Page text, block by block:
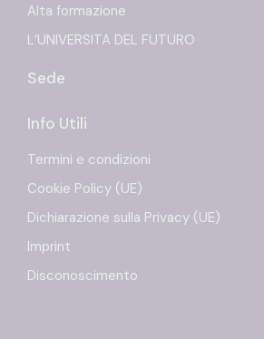
Alta formazione
L’UNIVERSITA DEL FUTURO
Sede
Info Utili
Termini e condizioni
Cookie Policy (UE)
Dichiarazione sulla Privacy (UE)
Imprint
Disconoscimento